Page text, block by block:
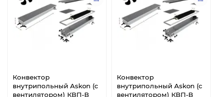
Конвектор
внутрипольный Askon (с
вентилятором) КВП-В
Конвектор
внутрипольный Askon (с
вентилятором) КВП-В